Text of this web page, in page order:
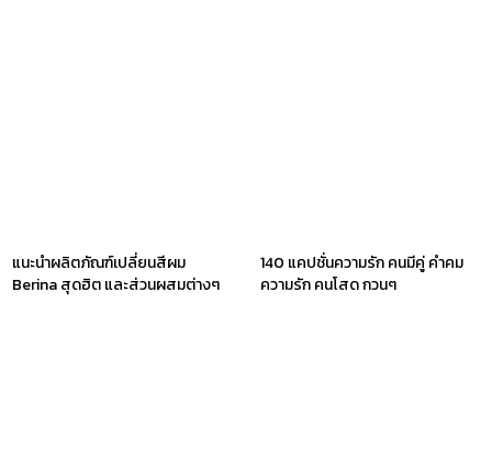
แนะนำผลิตภัณฑ์เปลี่ยนสีผม
Berina สุดฮิต และส่วนผสมต่างๆ
140 แคปชั่นความรัก คนมีคู่ คำคม
ความรัก คนโสด กวนๆ